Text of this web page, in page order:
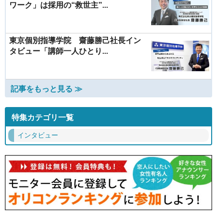
ワーク」は採用の“救世主”...
東京個別指導学院 齋藤勝己社長イン
タビュー「講師一人ひとり...
記事をもっと見る ≫
特集カテゴリ一覧
インタビュー